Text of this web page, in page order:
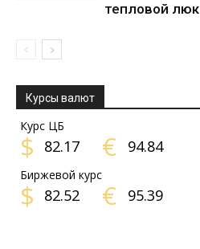
тепловой люк
Курсы валют
Курс ЦБ
$ 82.17 € 94.84
Биржевой курс
$ 82.52 € 95.39